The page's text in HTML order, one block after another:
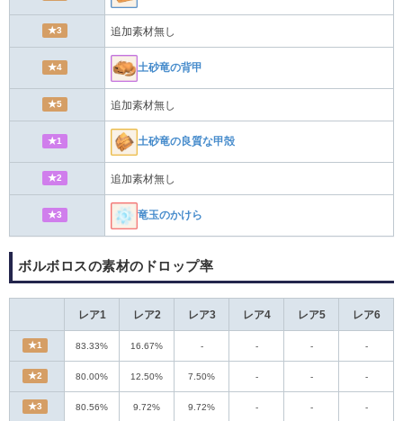
★3 追加素材無し
★4 土砂竜の背甲
★5 追加素材無し
★1 土砂竜の良質な甲殻
★2 追加素材無し
★3 竜玉のかけら
ボルボロスの素材のドロップ率
レア1 レア2 レア3 レア4 レア5 レア6
★1 83.33% 16.67% - - - -
★2 80.00% 12.50% 7.50% - - -
★3 80.56% 9.72% 9.72% - - -